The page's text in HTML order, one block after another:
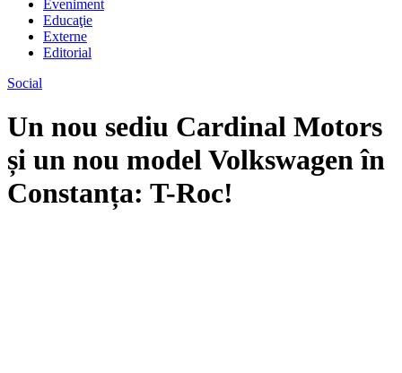
Eveniment
Educaţie
Externe
Editorial
Social
Un nou sediu Cardinal Motors
și un nou model Volkswagen în
Constanța: T-Roc!